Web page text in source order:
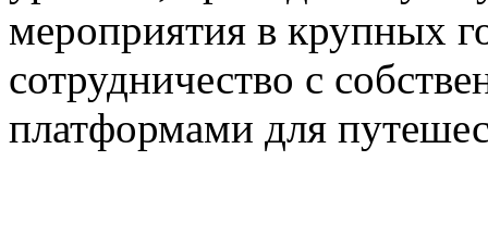
мероприятия в крупных
сотрудничество с
платформами для